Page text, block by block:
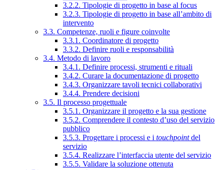
3.2.2. Tipologie di progetto in base al focus
3.2.3. Tipologie di progetto in base all’ambito di
intervento
3.3. Competenze, ruoli e figure coinvolte
3.3.1. Coordinatore di progetto
3.3.2. Definire ruoli e responsabilità
3.4. Metodo di lavoro
3.4.1. Definire processi, strumenti e rituali
3.4.2. Curare la documentazione di progetto
3.4.3. Organizzare tavoli tecnici collaborativi
3.4.4. Prendere decisioni
3.5. Il processo progettuale
3.5.1. Organizzare il progetto e la sua gestione
3.5.2. Comprendere il contesto d’uso del servizio
pubblico
3.5.3. Progettare i processi e i touchpointdel
servizio
3.5.4. Realizzare l’interfaccia utente del servizio
3.5.5. Validare la soluzione ottenuta